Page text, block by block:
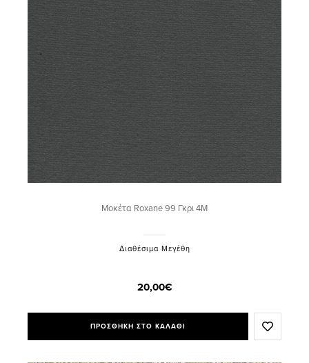
Μοκέτα Roxane 99 Γκρι 4M
Διαθέσιμα Μεγέθη
20,00€
ΠΡΟΣΘΗΚΗ ΣΤΟ ΚΑΛΑΘΙ